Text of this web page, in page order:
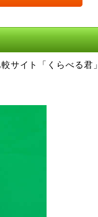
サイト「くらべる君」